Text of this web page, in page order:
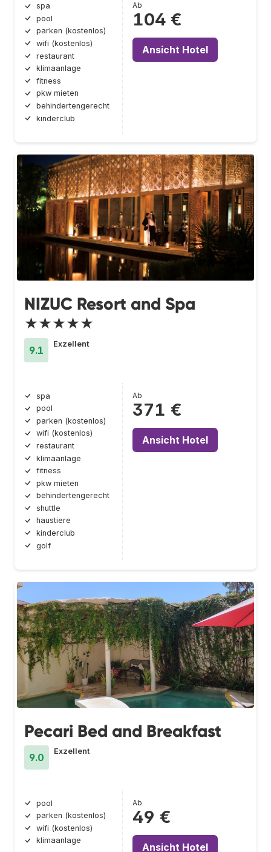
spa
pool
parken (kostenlos)
wifi (kostenlos)
restaurant
klimaanlage
fitness
pkw mieten
behindertengerecht
kinderclub
Ab
104 €
Ansicht Hotel
NIZUC Resort and Spa
★★★★★
9.1
Exzellent
spa
pool
parken (kostenlos)
wifi (kostenlos)
restaurant
klimaanlage
fitness
pkw mieten
behindertengerecht
shuttle
haustiere
kinderclub
golf
Ab
371 €
Ansicht Hotel
Pecari Bed and Breakfast
9.0
Exzellent
pool
parken (kostenlos)
wifi (kostenlos)
klimaanlage
Ab
49 €
Ansicht Hotel